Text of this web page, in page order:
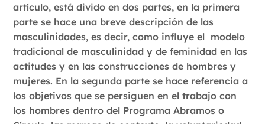
artículo, está divido en dos partes, en la primera
parte se hace una breve descripción de las
masculinidades, es decir, como influye el modelo
tradicional de masculinidad y de feminidad en las
actitudes y en las construcciones de hombres y
mujeres. En la segunda parte se hace referencia a
los objetivos que se persiguen en el trabajo con
los hombres dentro del Programa Abramos o